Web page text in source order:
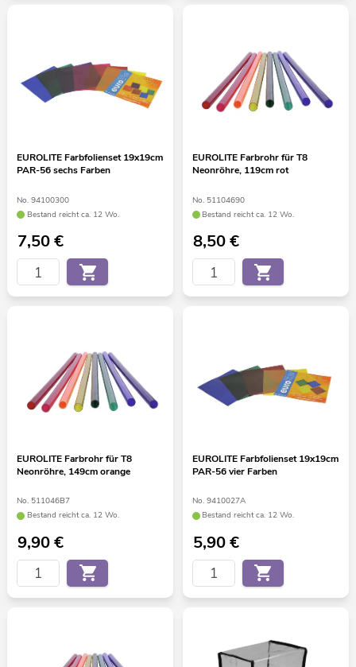
EUROLITE Farbfolienset 19x19cm
PAR-56 sechs Farben
No. 94100300
Bestand reicht ca. 12 Wo.
7,50€
EUROLITE Farbrohr für T8
Neonröhre, 119cm rot
No. 51104690
Bestand reicht ca. 12 Wo.
8,50€
EUROLITE Farbrohr für T8
Neonröhre, 149cm orange
No. 511046B7
Bestand reicht ca. 12 Wo.
9,90€
EUROLITE Farbfolienset 19x19cm
PAR-56 vier Farben
No. 9410027A
Bestand reicht ca. 12 Wo.
5,90€